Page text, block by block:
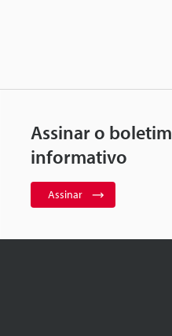
Assinar o boletim
informativo
Assinar